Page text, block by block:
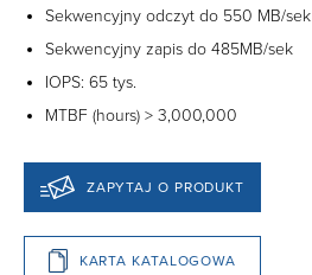
Sekwencyjny odczyt do 550 MB/sek
Sekwencyjny zapis do 485MB/sek
IOPS: 65 tys.
MTBF (hours) > 3,000,000
ZAPYTAJ O PRODUKT
KARTA KATALOGOWA